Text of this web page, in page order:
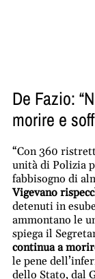
De Fazio:
morire e
“Con 360
unità di Polizia
fabbisogno di
Vigevano
detenuti in
ammontano le
spiega il
continua a
le pene
dello Stato, dal